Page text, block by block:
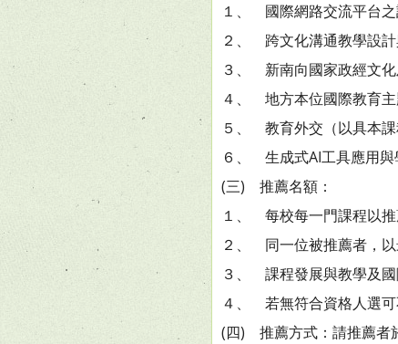
１、 國際網路交流平台之
２、 跨文化溝通教學設計
３、 新南向國家政經文化
４、 地方本位國際教育主
５、 教育外交（以具本課
６、 生成式AI工具應用與
(三) 推薦名額：
１、 每校每一門課程以推
２、 同一位被推薦者，以
３、 課程發展與教學及國
４、 若無符合資格人選可
(四) 推薦方式：請推薦者